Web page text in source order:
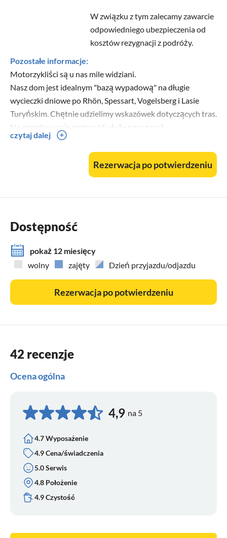
W związku z tym zalecamy zawarcie
odpowiedniego ubezpieczenia od
kosztów rezygnacji z podróży.
Pozostałe informacje:
Motorzykliści są u nas mile widziani.
Nasz dom jest idealnym "bazą wypadową" na długie
wycieczki dniowe po Rhön, Spessart, Vogelsberg i Lasie
Turyńskim. Chętnie udzielimy wskazówek dotyczących tras.
Na przechowanie motocykli służy nasz garaż.
Przyjazd w dni robocze jest możliwy od godziny 18:00, w
weekendy i święta po wcześniejszym uzgodnieniu
ewentualnie już od 14:00. W alternatywie, po
czytaj dalej
Rezerwacja po potwierdzeniu
Dostępność
pokaż 12 miesięcy
wolny
zajęty Dzień przyjazdu/odjazdu
Rezerwacja po potwierdzeniu
42 recenzje
Ocena ogólna
4,9 na 5
4.7 Wyposażenie
4.9 Cena/świadczenia
5.0 Serwis
4.8 Położenie
4.9 Czystość